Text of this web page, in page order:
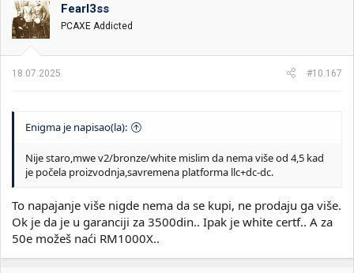
Fearl3ss
PCAXE Addicted
18.07.2025. #10.167
Enigma je napisao(la):
Nije staro,mwe v2/bronze/white mislim da nema više od 4,5 kad
je počela proizvodnja,savremena platforma llc+dc-dc.
To napajanje više nigde nema da se kupi, ne prodaju ga više.
Ok je da je u garanciji za 3500din.. Ipak je white certf.. A za
50e možeš naći RM1000X..